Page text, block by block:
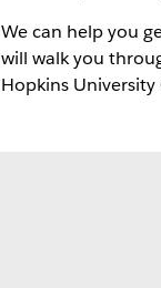
We can help you
will walk you
Hopkins